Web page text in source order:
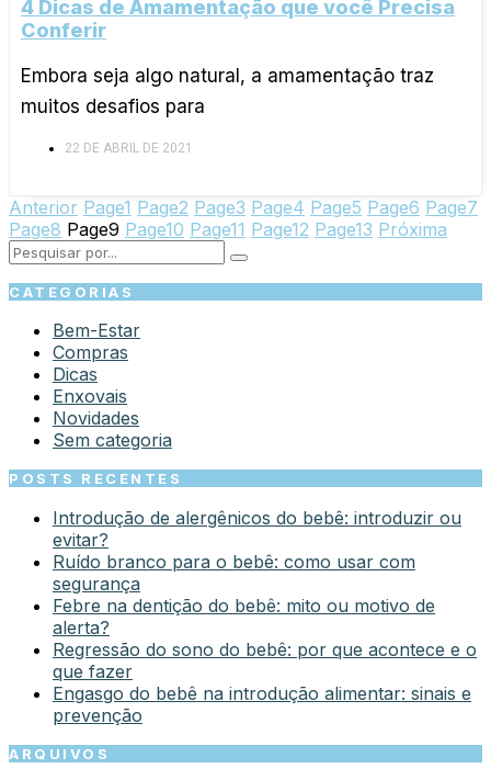
4 Dicas de Amamentação que você Precisa
Conferir
Embora seja algo natural, a amamentação traz
muitos desafios para
22 DE ABRIL DE 2021
Anterior Page1 Page2 Page3 Page4 Page5 Page6 Page7
Page8 Page9 Page10 Page11 Page12 Page13 Próxima
CATEGORIAS
Bem-Estar
Compras
Dicas
Enxovais
Novidades
Sem categoria
POSTS RECENTES
Introdução de alergênicos do bebê: introduzir ou
evitar?
Ruído branco para o bebê: como usar com
segurança
Febre na dentição do bebê: mito ou motivo de
alerta?
Regressão do sono do bebê: por que acontece e o
que fazer
Engasgo do bebê na introdução alimentar: sinais e
prevenção
ARQUIVOS